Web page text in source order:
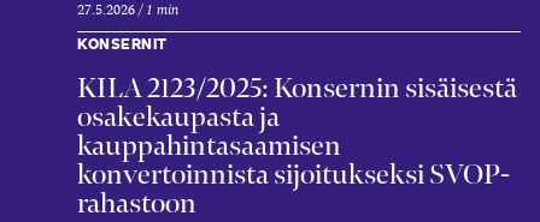
27.5.2026 1 min
KONSERNIT
KILA 2123/2025: Konsernin sisäisestä
osakekaupasta ja
kauppahintasaamisen
konvertoinnista sijoitukseksi SVOP-
rahastoon